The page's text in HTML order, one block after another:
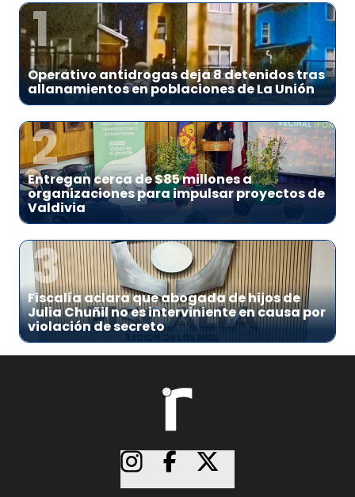
1
Operativo antidrogas deja 8 detenidos tras
allanamientos en poblaciones de La Unión
2
Entregan cerca de $85 millones a
organizaciones para impulsar proyectos de
Valdivia
3
Fiscalía aclara que abogada de hijos de
Julia Chuñil no es interviniente en causa por
violación de secreto